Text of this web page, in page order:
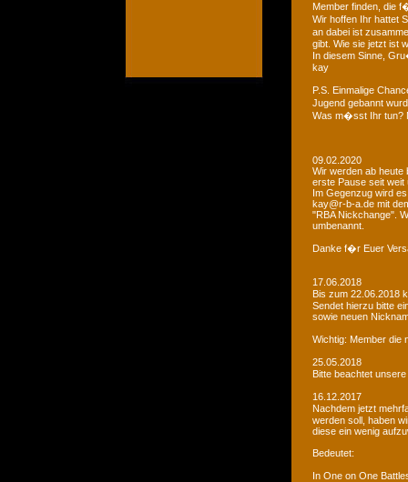
Member finden, die
Wir hoffen Ihr hattet
an dabei ist
gibt. Wie sie jetzt ist
In diesem Sinne,
kay
P.S. Einmalige
Jugend gebannt
Was m�sst Ihr tun?
09.02.2020
Wir werden ab heute
erste Pause seit weit
Im Gegenzug wird
kay@r-b-a.de mit
"RBA Nickchange".
umbenannt.
Danke f�r Euer
17.06.2018
Bis zum 22.06.2018
Sendet hierzu bitte
sowie neuen
Wichtig: Member
25.05.2018
Bitte beachtet
16.12.2017
Nachdem jetzt
werden soll, haben
diese ein wenig
Bedeutet:
In One on One